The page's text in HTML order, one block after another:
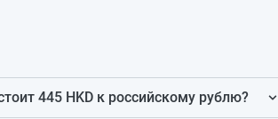
445 HKD к российскому рублю?